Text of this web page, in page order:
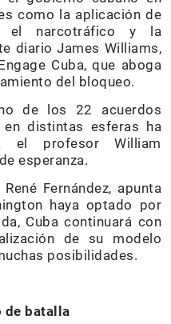
como la aplicación de
el narcotráfico y la
diario James Williams,
Cuba, que aboga
del bloqueo.
de los 22 acuerdos
distintas esferas ha
el profesor William
esperanza.
Fernández, apunta
haya optado por
Cuba continuará con
de su modelo
posibilidades.
de batalla